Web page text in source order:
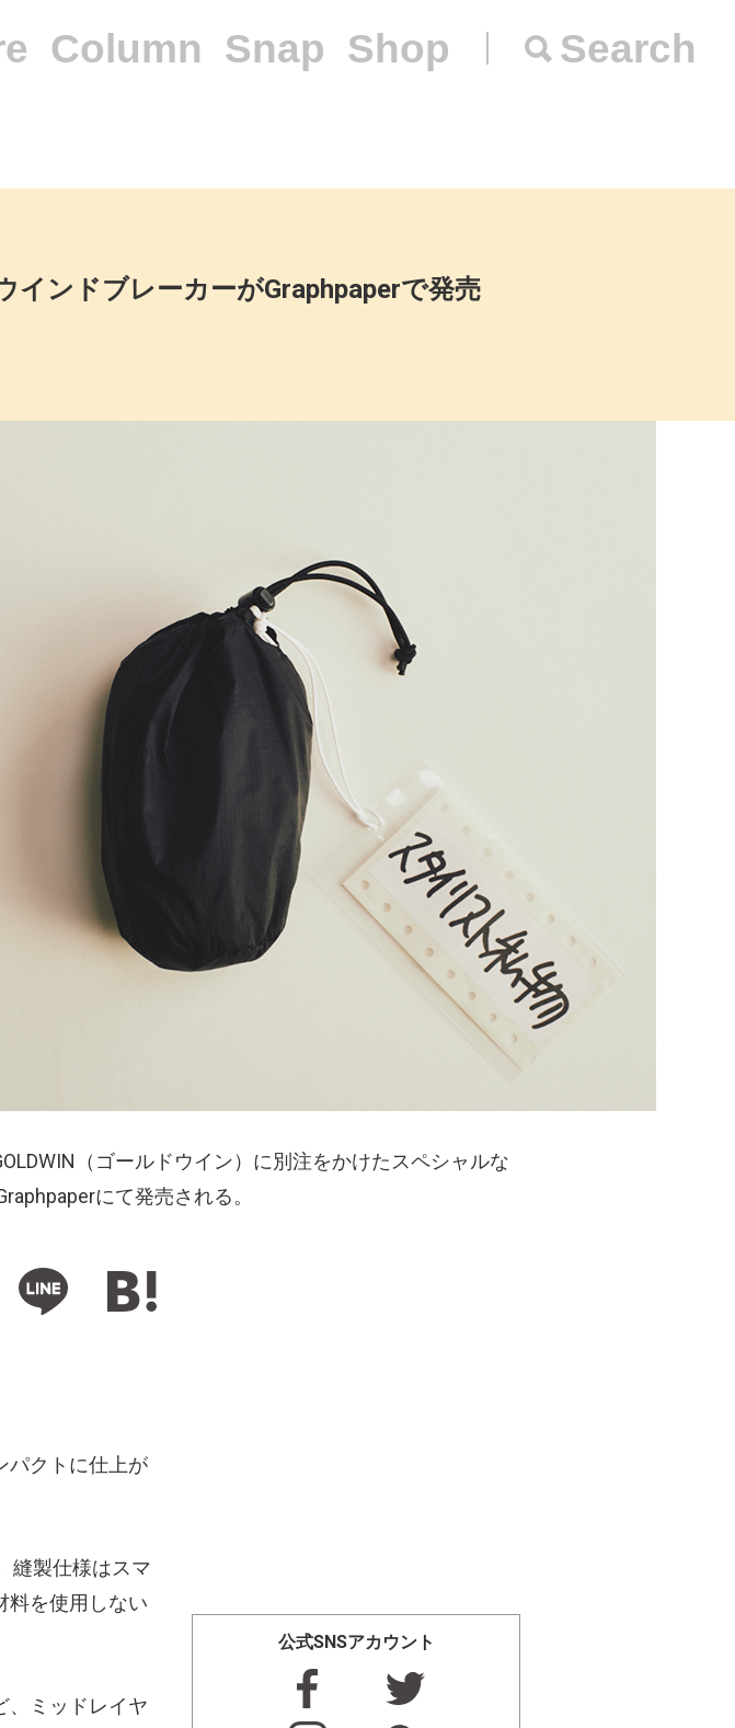
Column Snap Shop Search
インドブレーカーがGraphpaperで発売
（ゴールドウイン）に別注をかけたスペシャルな
にて発売される。
パクトに仕上が
縫製仕様はスマ
料を使用しない
、ミッドレイヤ
公式SNSアカウント